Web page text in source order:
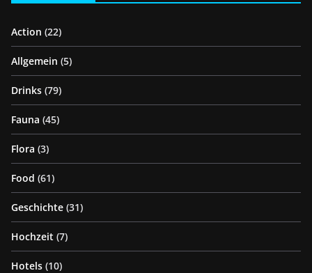
Action (22)
Allgemein (5)
Drinks (79)
Fauna (45)
Flora (3)
Food (61)
Geschichte (31)
Hochzeit (7)
Hotels (10)